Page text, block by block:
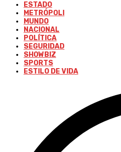
ESTADO
METRÓPOLI
MUNDO
NACIONAL
POLÍTICA
SEGURIDAD
SHOWBIZ
SPORTS
ESTILO DE VIDA